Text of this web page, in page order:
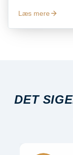
Læs mere
DET